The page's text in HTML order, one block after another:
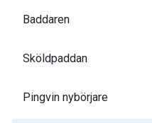
Baddaren
Sköldpaddan
Pingvin nybörjare